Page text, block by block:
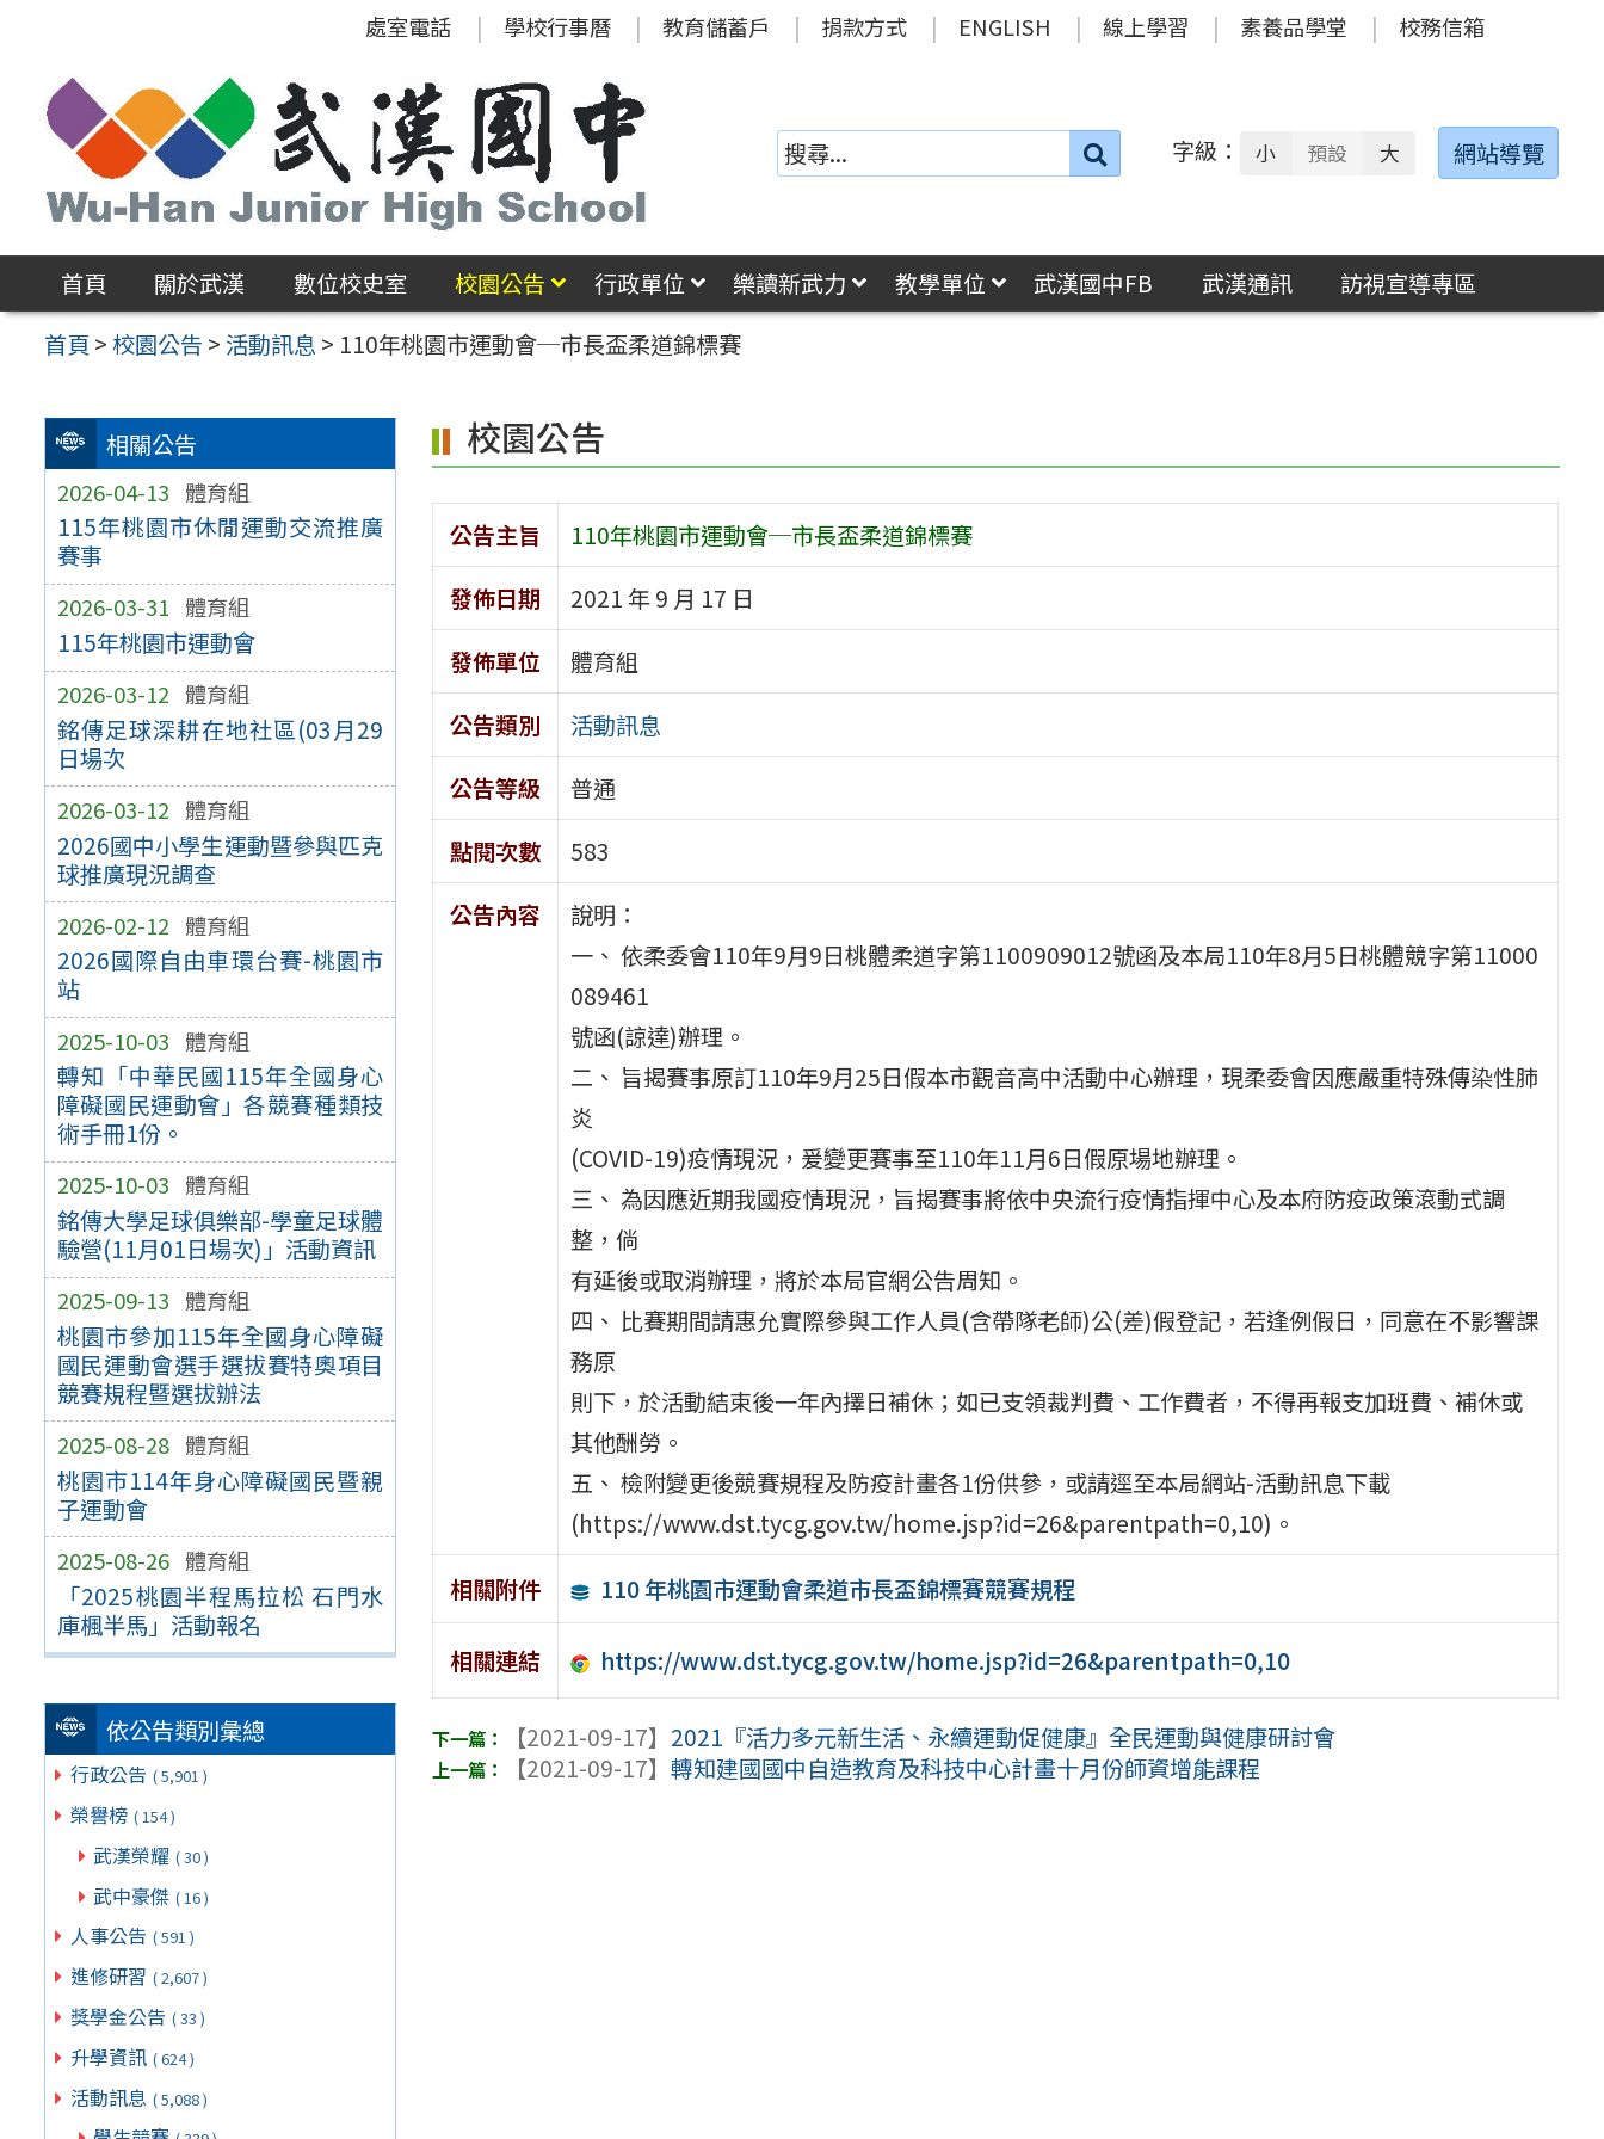
區
處室電話 學校行事曆 教育儲蓄戶 捐款方式 ENGLISH 線上學習 素養品學堂 校務信箱
搜
字級： 小 預設 大 網站導覽
首頁 關於武漢 數位校史室 校園公告 行政單位 樂讀新武力 教學單位 武漢國中FB 武漢通訊
訪視宣導專區
首頁 >校園公告 > 活動訊息 > 110年桃園市運動會─市長盃柔道錦標賽
相關公告
2026-04-13 體育組
115年桃園市休閒運動交流推廣
賽事
2026-03-31 體育組
115年桃園市運動會
2026-03-12 體育組
銘傳足球深耕在地社區(03月29
日場次
2026-03-12 體育組
2026國中小學生運動暨參與匹克
球推廣現況調查
2026-02-12 體育組
2026國際自由車環台賽-桃園市
站
2025-10-03 體育組
轉知「中華民國115年全國身心
障礙國民運動會」各競賽種類技
術手冊1份。
2025-10-03 體育組
銘傳大學足球俱樂部-學童足球體
驗營(11月01日場次)」活動資訊
2025-09-13 體育組
桃園市參加115年全國身心障礙
國民運動會選手選拔賽特奧項目
競賽規程暨選拔辦法
2025-08-28 體育組
桃園市114年身心障礙國民暨親
子運動會
2025-08-26 體育組
「2025桃園半程馬拉松 石門水
庫楓半馬」活動報名
依公告類別彙總
行政公告 ( 5,901 )
榮譽榜 ( 154 )
武漢榮耀 ( 30 )
武中豪傑 ( 16 )
人事公告 ( 591 )
進修研習 ( 2,607 )
獎學金公告 ( 33 )
升學資訊 ( 624 )
活動訊息 ( 5,088 )
校園公告
公告主旨
110年桃園市運動會─市長盃柔道錦標賽
發佈日期
2021 年 9 月 17 日
發佈單位
體育組
公告類別
活動訊息
公告等級
普通
點閱次數
583
公告內容
說明：
一、 依柔委會110年9月9日桃體柔道字第1100909012號函及本局110年8月5日桃體競字第11000
089461
號函(諒達)辦理。
二、 旨揭賽事原訂110年9月25日假本市觀音高中活動中心辦理，現柔委會因應嚴重特殊傳染性肺
炎
(COVID-19)疫情現況，爰變更賽事至110年11月6日假原場地辦理。
三、 為因應近期我國疫情現況，旨揭賽事將依中央流行疫情指揮中心及本府防疫政策滾動式調
整，倘
有延後或取消辦理，將於本局官網公告周知。
四、 比賽期間請惠允實際參與工作人員(含帶隊老師)公(差)假登記，若逢例假日，同意在不影響課
務原
則下，於活動結束後一年內擇日補休；如已支領裁判費、工作費者，不得再報支加班費、補休或
其他酬勞。
五、 檢附變更後競賽規程及防疫計畫各1份供參，或請逕至本局網站-活動訊息下載
(https://www.dst.tycg.gov.tw/home.jsp?id=26&parentpath=0,10)。
相關附件
110 年桃園市運動會柔道市長盃錦標賽競賽規程
相關連結 https://www.dst.tycg.gov.tw/home.jsp?id=26&parentpath=0,10
【2021-09-17】 2021『活力多元新生活、永續運動促健康』全民運動與健康研討會
【2021-09-17】轉知建國國中自造教育及科技中心計畫十月份師資增能課程